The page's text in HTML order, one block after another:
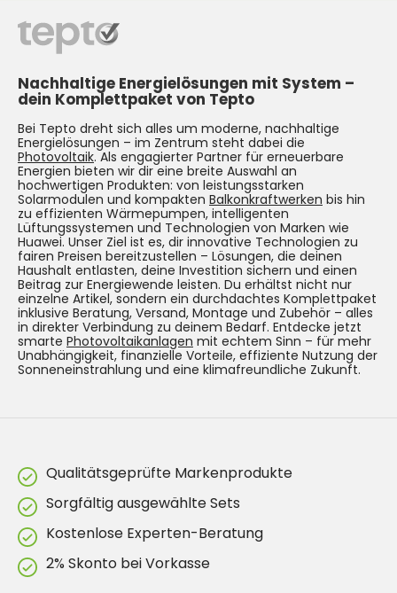
Nachhaltige Energielösungen mit System –
dein Komplettpaket von Tepto
Bei Tepto dreht sich alles um moderne, nachhaltige
Energielösungen – im Zentrum steht dabei die
Photovoltaik. Als engagierter Partner für erneuerbare
Energien bieten wir dir eine breite Auswahl an
hochwertigen Produkten: von leistungsstarken
Solarmodulen und kompakten Balkonkraftwerken bis hin
zu effizienten Wärmepumpen, intelligenten
Lüftungssystemen und Technologien von Marken wie
Huawei. Unser Ziel ist es, dir innovative Technologien zu
fairen Preisen bereitzustellen – Lösungen, die deinen
Haushalt entlasten, deine Investition sichern und einen
Beitrag zur Energiewende leisten. Du erhältst nicht nur
einzelne Artikel, sondern ein durchdachtes Komplettpaket
inklusive Beratung, Versand, Montage und Zubehör – alles
in direkter Verbindung zu deinem Bedarf. Entdecke jetzt
smarte Photovoltaikanlagen mit echtem Sinn – für mehr
Unabhängigkeit, finanzielle Vorteile, effiziente Nutzung der
Sonneneinstrahlung und eine klimafreundliche Zukunft.
Qualitätsgeprüfte Markenprodukte
Sorgfältig ausgewählte Sets
Kostenlose Experten-Beratung
2% Skonto bei Vorkasse